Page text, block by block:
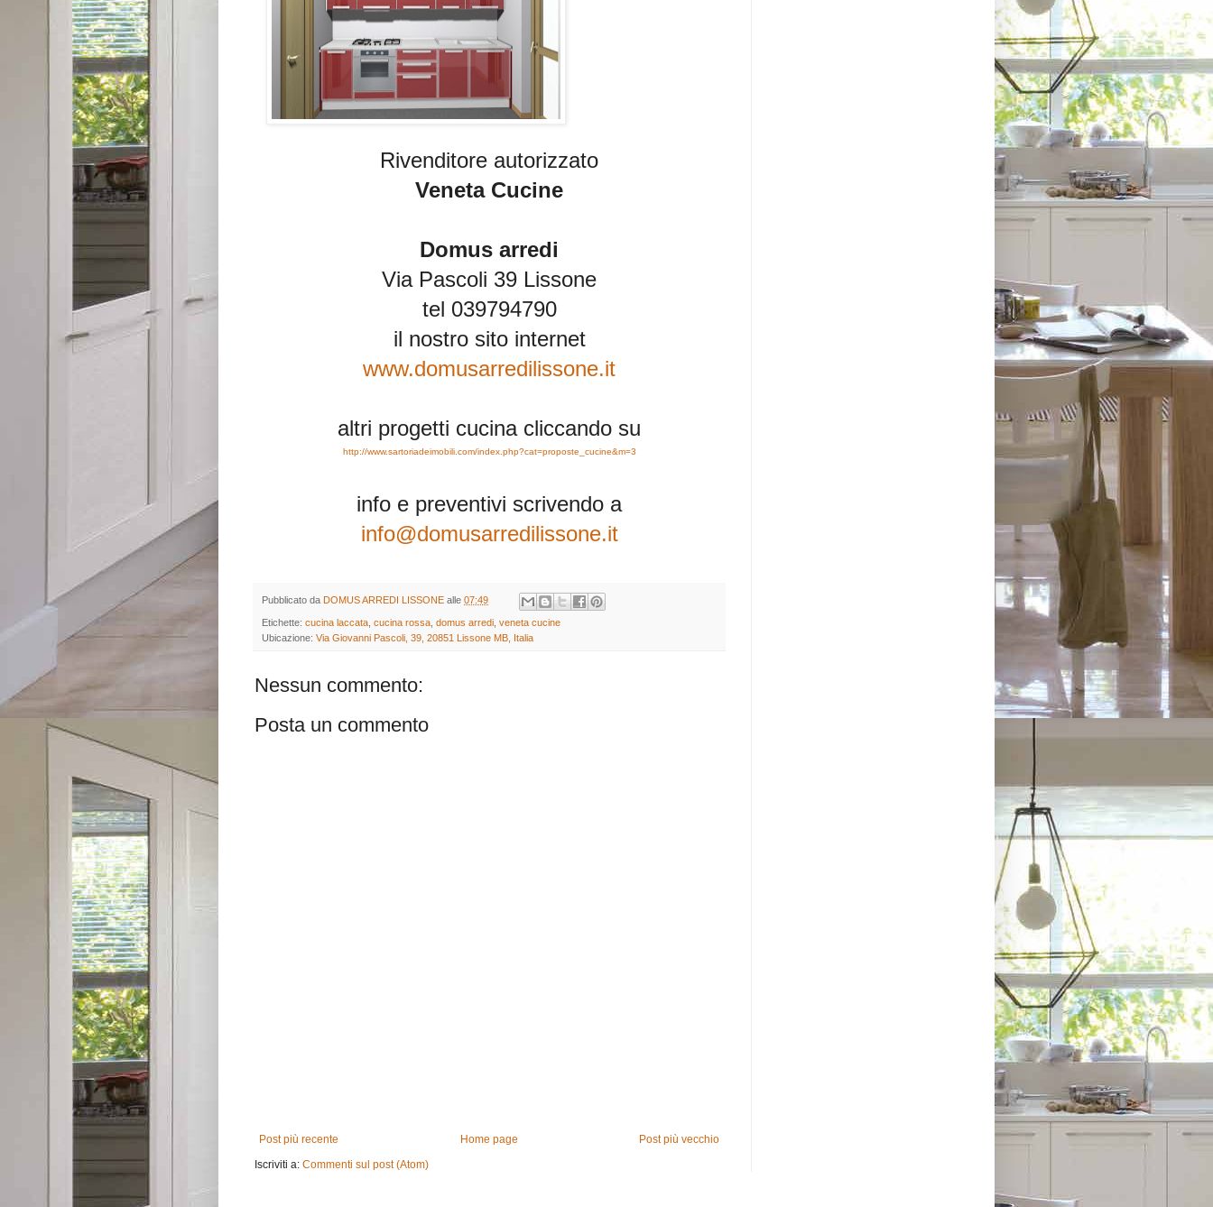
Rivenditore autorizzato
Veneta Cucine
Domus arredi
Via Pascoli 39 Lissone
tel 039794790
il nostro sito internet
www.domusarredilissone.it
altri progetti cucina cliccando su
http://www.sartoriadeimobili.com/index.php?cat=proposte_cucine&m=3
info e preventivi scrivendo a
info@domusarredilissone.it
Pubblicato da DOMUS ARREDI LISSONE alle 07:49
Etichette: cucina laccata cucina rossa domus arredi veneta cucine
Ubicazione: Via Giovanni Pascoli, 39, 20851 Lissone MB, Italia
Nessun commento:
Posta un commento
Post più recente Post più vecchio
Home page
Iscriviti a: Commenti sul post (Atom)